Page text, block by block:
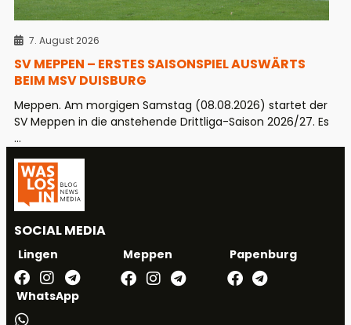
7. August 2026
SV MEPPEN – ERSTES SAISONSPIEL AUSWÄRTS
BEIM MSV DUISBURG
Meppen. Am morgigen Samstag (08.08.2026) startet der
SV Meppen in die anstehende Drittliga-Saison 2026/27. Es
...
SOCIAL MEDIA
Lingen Meppen Papenburg
WhatsApp